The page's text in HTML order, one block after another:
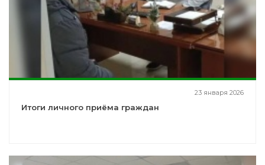
23 января 2026
Итоги личного приёма граждан